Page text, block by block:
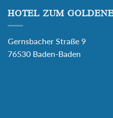
HOTEL ZUM
Gernsbacher Straße 9
76530 Baden-Baden